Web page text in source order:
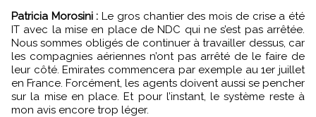
Patricia Morosini :Le gros chantier des mois de crise a été
IT avec la mise en place de NDC qui ne s’est pas arrêtée.
Nous sommes obligés de continuer à travailler dessus, car
les compagnies aériennes n’ont pas arrêté de le faire de
leur côté. Emirates commencera par exemple au 1er juillet
en France. Forcément, les agents doivent aussi se pencher
sur la mise en place. Et pour l’instant, le système reste à
mon avis encore trop léger.